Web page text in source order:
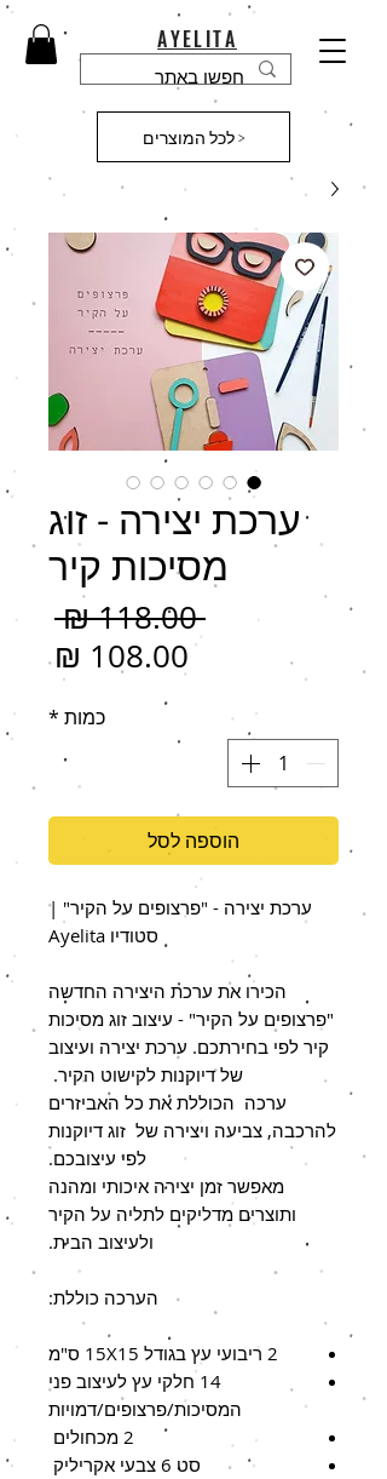
AYELITA
לכל המוצרים >
ערכת יצירה - זוג
מסיכות קיר
‏118.00 ‏₪
רגיל
כמות *
הוספה לסל
ערכת יצירה - "פרצופים על הקיר" |
סטודיו Ayelita
הכירו את ערכת היצירה החדשה
"פרצופים על הקיר" - עיצוב זוג מסיכות
קיר לפי בחירתכם. ערכת יצירה ועיצוב
של דיוקנות לקישוט הקיר.
ערכה הכוללת את כל האביזרים
להרכבה, צביעה ויצירה של זוג דיוקנות
לפי עיצובכם.
מאפשר זמן יצירה איכותי ומהנה
ותוצרים מדליקים לתליה על הקיר
ולעיצוב הבית.
הערכה כוללת:
2 ריבועי עץ בגודל 15X15 ס"מ
14 חלקי עץ לעיצוב פני
המסיכות/פרצופים/דמויות
2 מכחולים
סט 6 צבעי אקריליק